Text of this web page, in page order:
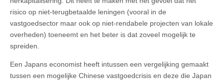
risico op niet-terugbetaalde leningen (vooral in de
vastgoedsector maar ook op niet-rendabele projecten van lokale
overheden) toeneemt en het beter is dat zoveel mogelijk te
spreiden.
Een Japans economist heeft intussen een vergelijking gemaakt
tussen een mogelijke Chinese vastgoedcrisis en deze die Japan